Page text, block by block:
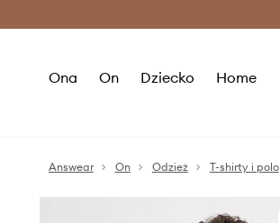
Ona On Dziecko Home
Answear On Odzież T-shirty i polo